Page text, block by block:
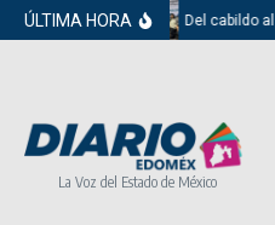
Saltar al contenido
ÚLTIMA HORA Del cabildo al
La Voz del Estado de México